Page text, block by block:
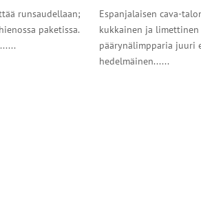
runsaudellaan;
paketissa.
Espanjalaisen cava-
kukkainen ja
päärynälimpparia juuri
hedelmäinen......